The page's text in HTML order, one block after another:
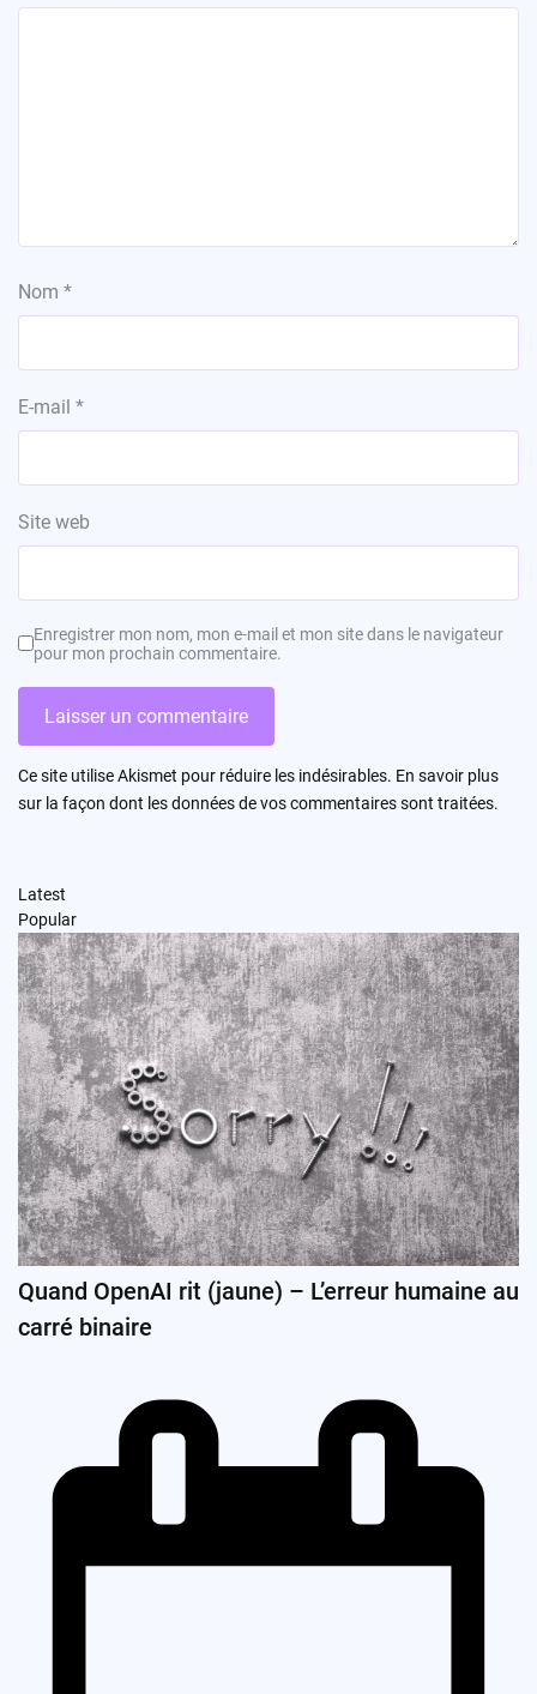
Nom *
E-mail *
Site web
Enregistrer mon nom, mon e-mail et mon site dans le navigateur
pour mon prochain commentaire.
Ce site utilise Akismet pour réduire les indésirables. En savoir plus
sur la façon dont les données de vos commentaires sont traitées.
Latest
Popular
Quand OpenAI rit (jaune) – L’erreur humaine au
carré binaire